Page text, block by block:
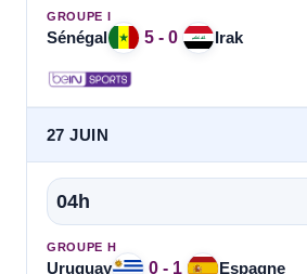
GROUPE I
Sénégal 5 - 0 Irak
27 JUIN
04h
GROUPE H
Uruguay 0 - 1 Espagne